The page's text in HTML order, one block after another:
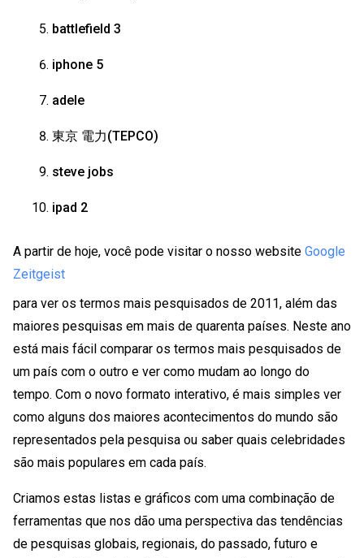
battlefield 3
iphone 5
adele
東京 電力(TEPCO)
steve jobs
ipad 2
A partir de hoje, você pode visitar o nosso website Google
Zeitgeist
para ver os termos mais pesquisados de 2011, além das
maiores pesquisas em mais de quarenta países. Neste ano
está mais fácil comparar os termos mais pesquisados de
um país com o outro e ver como mudam ao longo do
tempo. Com o novo formato interativo, é mais simples ver
como alguns dos maiores acontecimentos do mundo são
representados pela pesquisa ou saber quais celebridades
são mais populares em cada país.
Criamos estas listas e gráficos com uma combinação de
ferramentas que nos dão uma perspectiva das tendências
de pesquisas globais, regionais, do passado, futuro e